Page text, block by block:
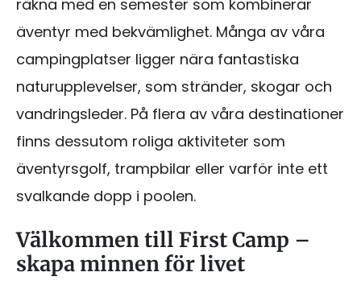
räkna med en semester som kombinerar
äventyr med bekvämlighet. Många av våra
campingplatser ligger nära fantastiska
naturupplevelser, som stränder, skogar och
vandringsleder. På flera av våra destinationer
finns dessutom roliga aktiviteter som
äventyrsgolf, trampbilar eller varför inte ett
svalkande dopp i poolen.
Välkommen till First Camp –
skapa minnen för livet